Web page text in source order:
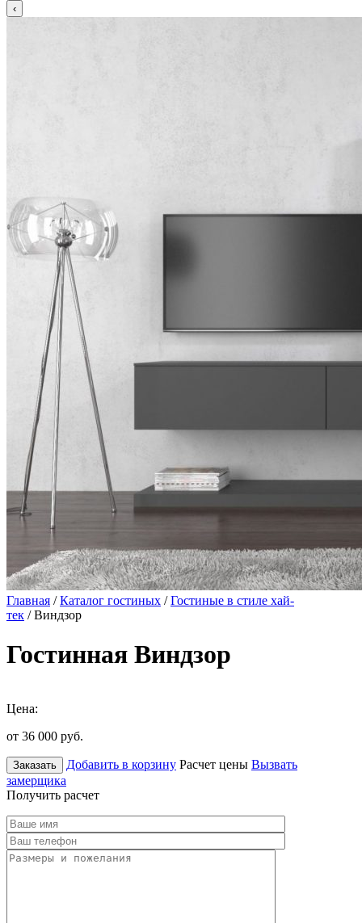
Главная /Каталог гостиных /Гостиные в стиле хай-
тек / Виндзор
Гостинная Виндзор
Цена:
от 36 000 руб.
Заказать Добавить в корзину Расчет цены Вызвать
замерщика
Получить расчет